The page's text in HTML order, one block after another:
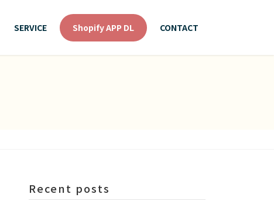
SERVICE Shopify APP DL CONTACT
Recent posts